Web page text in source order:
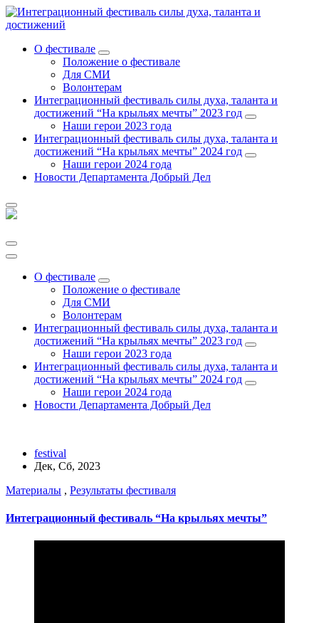
Перейти
к
О фестивале
Положение о фестивале
Для СМИ
Волонтерам
Интеграционный фестиваль силы духа, таланта и
достижений “На крыльях мечты” 2023 год
Наши герои 2023 года
Интеграционный фестиваль силы духа, таланта и
достижений “На крыльях мечты” 2024 год
Наши герои 2024 года
Новости Департамента Добрый Дел
О фестивале
Положение о фестивале
Для СМИ
Волонтерам
Интеграционный фестиваль силы духа, таланта и
достижений “На крыльях мечты” 2023 год
Наши герои 2023 года
Интеграционный фестиваль силы духа, таланта и
достижений “На крыльях мечты” 2024 год
Наши герои 2024 года
Новости Департамента Добрый Дел
festival
Дек, Сб, 2023
Материалы , Результаты фестиваля
Интеграционный фестиваль “На крыльях мечты”